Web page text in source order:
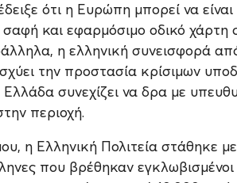
ότι η Ευρώπη μπορεί να
σαφή και εφαρμόσιμο οδικό
η ελληνική συνεισφορά
την προστασία κρίσιμων
συνεχίζει να δρα με
περιοχή.
η Ελληνική Πολιτεία στάθηκε
που βρέθηκαν